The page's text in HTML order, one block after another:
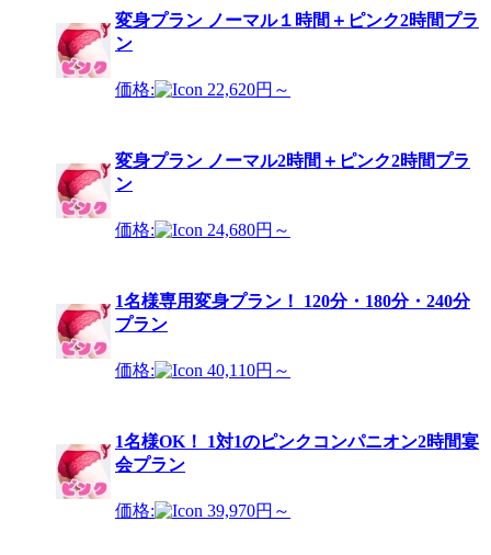
変身プラン ノーマル１時間＋ピンク2時間プラ
ン
価格: 22,620円～
変身プラン ノーマル2時間＋ピンク2時間プラ
ン
価格: 24,680円～
1名様専用変身プラン！ 120分・180分・240分
プラン
価格: 40,110円～
1名様OK！ 1対1のピンクコンパニオン2時間宴
会プラン
価格: 39,970円～